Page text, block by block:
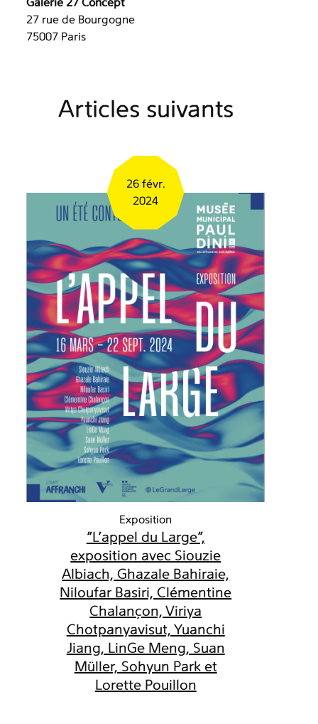
Galerie 27 Concept
27 rue de Bourgogne
75007 Paris
Articles suivants
26 févr.
2024
Exposition
"L'appel du Large",
exposition avec Siouzie
Albiach, Ghazale Bahiraie,
Niloufar Basiri, Clémentine
Chalançon, Viriya
Chotpanyavisut, Yuanchi
Jiang, LinGe Meng, Suan
Müller, Sohyun Park et
Lorette Pouillon